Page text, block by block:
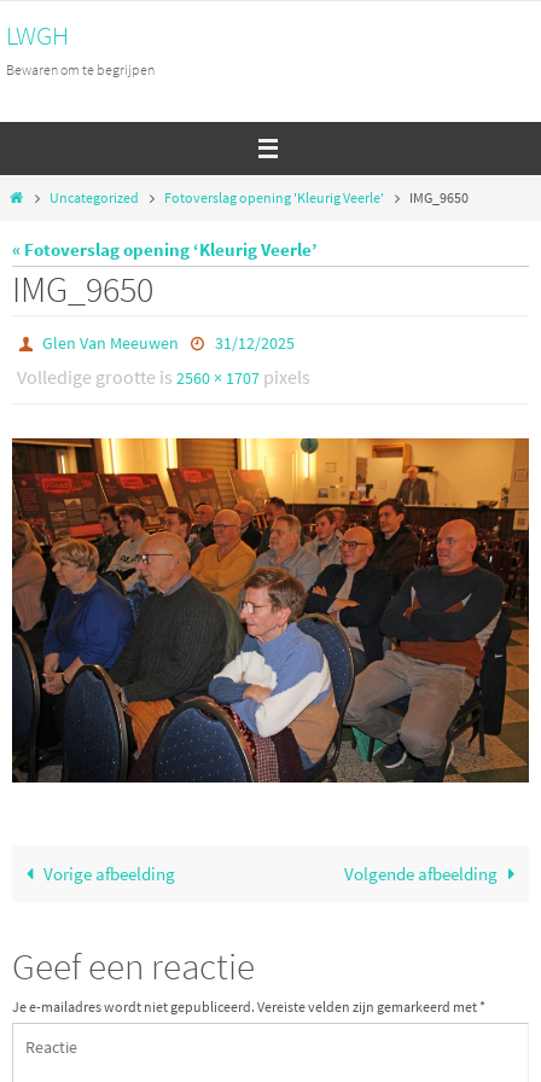
naar
de
LWGH
Bewaren om te begrijpen
HomeUncategorized Fotoverslag opening 'Kleurig Veerle' IMG_9650
« Fotoverslag opening ‘Kleurig Veerle’
IMG_9650
Glen Van Meeuwen 31/12/2025
Volledige grootte is 2560 × 1707 pixels
Vorige afbeelding Volgende afbeelding
Geef een reactie
Je e-mailadres wordt niet gepubliceerd. Vereiste velden zijn gemarkeerd met *